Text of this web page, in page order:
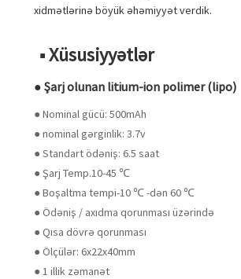
xidmətlərinə böyük əhəmiyyət verdik.
■ Xüsusiyyətlər
● Şarj olunan litium-ion polimer (lipo)
● Nominal gücü: 500mAh
● nominal gərginlik: 3.7v
● Standart ödəniş: 6.5 saat
● Şarj Temp.10-45 ℃
● Boşaltma tempi-10 ℃ -dən 60 ℃
● Ödəniş / axıdma qorunması üzərində
● Qısa dövrə qorunması
● Ölçülər: 6x22x40mm
● 1 illik zəmanət